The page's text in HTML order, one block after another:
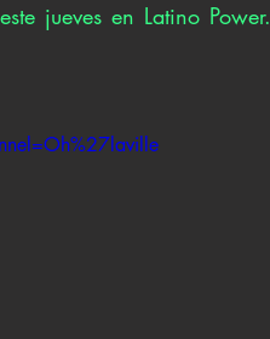
jueves en Latino Power.